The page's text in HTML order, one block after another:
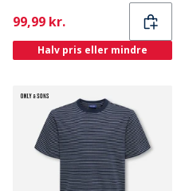
Current
99,99 kr.
Halv pris eller mindre